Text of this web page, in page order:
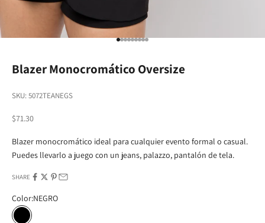
Go to item 1
Go to item 2
Go to item 3
Go to item 4
Go to item 5
Go to item 6
Go to item 7
Go to item 8
Go to item 9
Blazer Monocromático Oversize
SKU: 5072TEANEGS
Sale price
$71.30
Blazer monocromático ideal para cualquier evento formal o casual.
Puedes llevarlo a juego con un jeans, palazzo, pantalón de tela.
SHARE
Color:NEGRO